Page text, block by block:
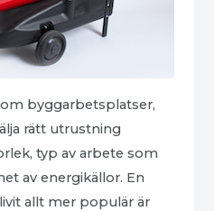
byggarbetsplatser,
rätt utrustning
typ av arbete som
av energikällor. En
allt mer populär är